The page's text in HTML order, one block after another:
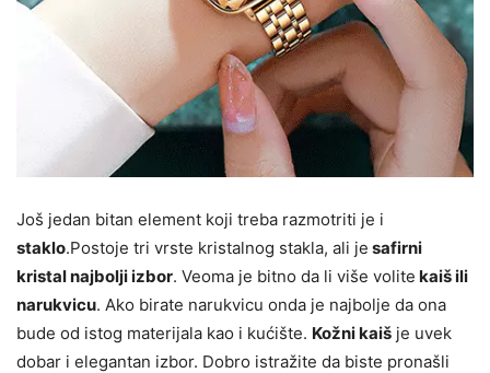
Još jedan bitan element koji treba razmotriti je i
staklo.Postoje tri vrste kristalnog stakla, ali je safirni
kristal najbolji izbor. Veoma je bitno da li više volite kaiš ili
narukvicu. Ako birate narukvicu onda je najbolje da ona
bude od istog materijala kao i kućište. Kožni kaiš je uvek
dobar i elegantan izbor. Dobro istražite da biste pronašli